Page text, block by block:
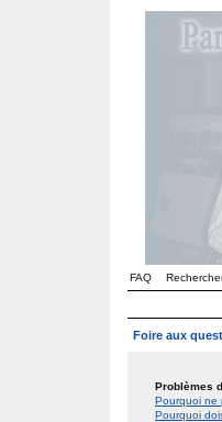
FAQ
Foire aux
Problèmes
Pourquoi ne
Pourquoi